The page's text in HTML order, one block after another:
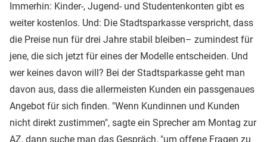
Immerhin: Kinder-, Jugend- und Studentenkonten gibt es
weiter kostenlos. Und: Die Stadtsparkasse verspricht, dass
die Preise nun für drei Jahre stabil bleiben– zumindest für
jene, die sich jetzt für eines der Modelle entscheiden. Und
wer keines davon will? Bei der Stadtsparkasse geht man
davon aus, dass die allermeisten Kunden ein passgenaues
Angebot für sich finden. "Wenn Kundinnen und Kunden
nicht direkt zustimmen", sagte ein Sprecher am Montag zur
AZ, dann suche man das Gespräch, "um offene Fragen zu